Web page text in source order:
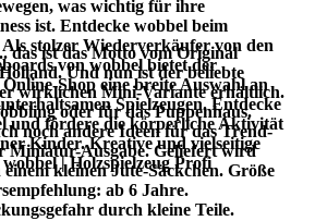
was wichtig für ihre
ist. Entdecke wobbel beim
stolzer Wiederverkäufer von den
von wobbel bietet der
Shop eine breite Auswahl an
Spielzeugen. Entdecke
und fördere die körperliche Aktivität
Kinder. Kreative und vielseitige
| Holzspielzeug Profi
das ist das Motto vom Original
Und nun ist der beliebte
wirklichen Mini-Variante erhältlich.
oder für das Puppenhaus.
noch andere Ideen für das Trend-
Miniatur-Ausgabe. Geliefert wird
kleinen Jute-Säckchen. Größe
ab 6 Jahre.
durch kleine Teile.